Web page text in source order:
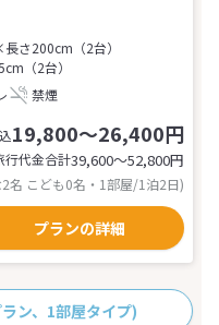
さ200cm（2台）
（2台）
禁煙
19,800～26,400円
行代金合計39,600〜52,800円
名 こども0名・1部屋/1泊2日)
プランの詳細
ン、1部屋タイプ)